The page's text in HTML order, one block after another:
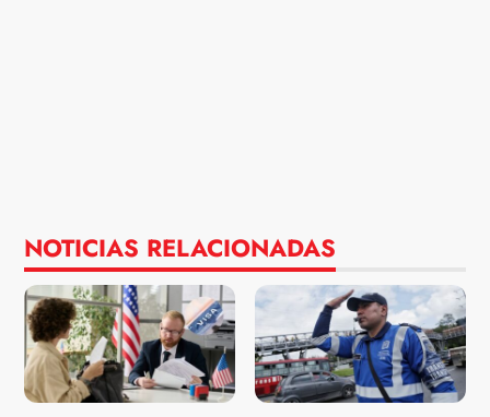
NOTICIAS RELACIONADAS